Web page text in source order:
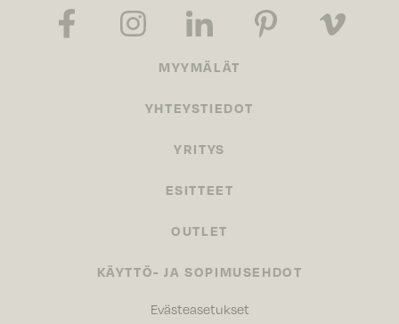
MYYMÄLÄT
YHTEYSTIEDOT
YRITYS
ESITTEET
OUTLET
KÄYTTÖ- JA SOPIMUSEHDOT
Evästeasetukset